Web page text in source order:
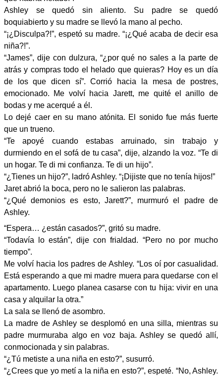
Ashley se quedó sin aliento. Su padre se quedó
boquiabierto y su madre se llevó la mano al pecho.
“¡¿Disculpa?!”, espetó su madre. “¡¿Qué acaba de decir esa
niña?!”.
“James”, dije con dulzura, “¿por qué no sales a la parte de
atrás y compras todo el helado que quieras? Hoy es un día
de los que dicen sí”. Corrió hacia la mesa de postres,
emocionado. Me volví hacia Jarett, me quité el anillo de
bodas y me acerqué a él.
Lo dejé caer en su mano atónita. El sonido fue más fuerte
que un trueno.
“Te apoyé cuando estabas arruinado, sin trabajo y
durmiendo en el sofá de tu casa”, dije, alzando la voz. “Te di
un hogar. Te di mi confianza. Te di un hijo”.
“¿Tienes un hijo?”, ladró Ashley. “¡Dijiste que no tenía hijos!”
Jaret abrió la boca, pero no le salieron las palabras.
“¿Qué demonios es esto, Jarett?”, murmuró el padre de
Ashley.
“Espera… ¿están casados?”, gritó su madre.
“Todavía lo están”, dije con frialdad. “Pero no por mucho
tiempo”.
Me volví hacia los padres de Ashley. “Los oí por casualidad.
Está esperando a que mi madre muera para quedarse con el
apartamento. Luego planea casarse con tu hija: vivir en una
casa y alquilar la otra.”
La sala se llenó de asombro.
La madre de Ashley se desplomó en una silla, mientras su
padre murmuraba algo en voz baja. Ashley se quedó allí,
conmocionada y sin palabras.
“¿Tú metiste a una niña en esto?”, susurró.
“¿Crees que yo metí a la niña en esto?”, espeté. “No, Ashley.